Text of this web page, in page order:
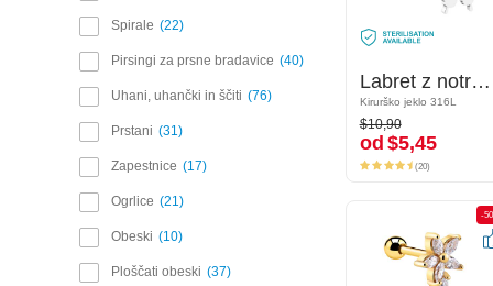
Spirale 22
Pirsingi za prsne bradavice 40
Uhani, uhančki in ščiti 76
Prstani 31
Zapestnice 17
Ogrlice 21
Obeski 10
Ploščati obeski 37
Labret z notranjim navojem s/z Obesek metulj
Kirurško jeklo 316L
$10,90
od$5,45
Labret z notranjim navojem s/z Obesek metulj
Kirurško jeklo 316L
$10,90
od $5,45
(20)
-50%
-